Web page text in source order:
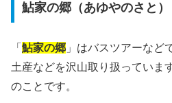
鮎家の郷（あゆやのさと）
「 鮎家の郷 」はバスツアーなど
土産などを沢山取り扱っています
のことです。